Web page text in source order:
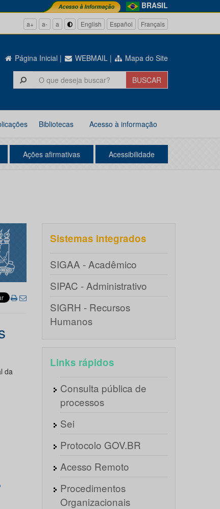
BRASIL
a+ a- a English Español Français
Página Inicial | WEBMAIL | Mapa do Site
Bibliotecas Acesso à informação
Ações afirmativas Acessibilidade
da
Sistemas integrados
SIGAA - Acadêmico
SIPAC - Administrativo
SIGRH - Recursos
Humanos
Links rápidos
Consulta pública de
processos
Sei
Protocolo GOV.BR
Acesso Remoto
Procedimentos
Organizacionais